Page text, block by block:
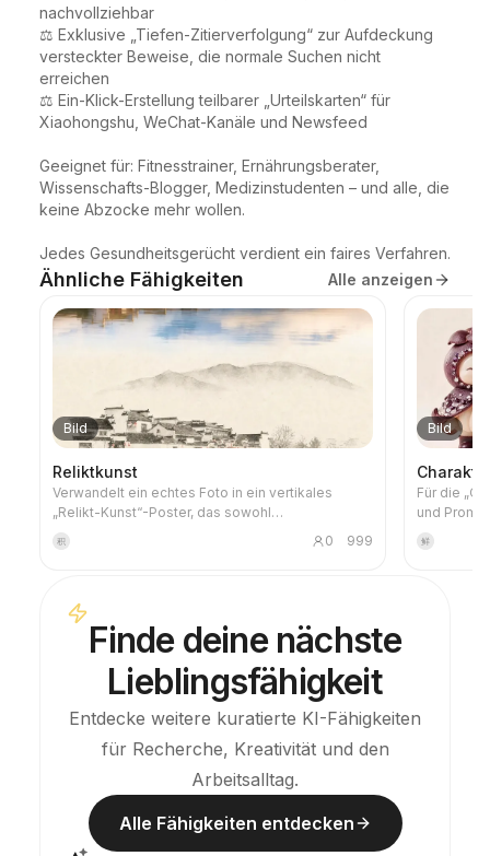
nachvollziehbar
⚖️ Exklusive „Tiefen-Zitierverfolgung“ zur Aufdeckung
versteckter Beweise, die normale Suchen nicht
erreichen
⚖️ Ein-Klick-Erstellung teilbarer „Urteilskarten“ für
Xiaohongshu, WeChat-Kanäle und Newsfeed
Geeignet für: Fitnesstrainer, Ernährungsberater,
Wissenschafts-Blogger, Medizinstudenten – und alle, die
keine Abzocke mehr wollen.
Jedes Gesundheitsgerücht verdient ein faires Verfahren.
Ähnliche Fähigkeiten Alle anzeigen
Bild
Reliktkunst
Verwandelt ein echtes Foto in ein vertikales
„Relikt-Kunst“-Poster, das sowohl
dokumentarischen als auch künstlerischen Wert
hat: Oben bleibt das unveränderte Originalfoto
Foto abgeleitetes Erinnerungsmotiv komprimiert.
Es ist kein gewöhnliches Illustrations- oder
Dekoposter, sondern extrahiert mit wenigen
Tintenflächen, weichen Kanten, weißen Schnitten
und spärlichen Linien Beziehungen von
Architektur, Stadt, Wasser, Straßen, menschlichem
Maßstab, Horizont und Licht, sodass das Motiv
auch in Miniaturansichten erkennbar bleibt. Das
moderne druckgrafische Qualität. Die Farben
werden aus dem Originalfoto übernommen, mit
tiefem Blau, Tintenschwarz, Graugrün,
Steinfarben oder gedeckten warmen Tönen, und
积 0 999
Bild
Für die
und
鲜
Finde deine nächste
Lieblingsfähigkeit
Entdecke weitere kuratierte KI-Fähigkeiten
für Recherche, Kreativität und den
Arbeitsalltag.
Alle Fähigkeiten entdecken